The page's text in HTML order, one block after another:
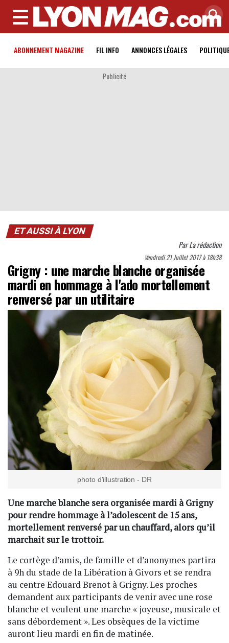
MENU
ABONNEMENT MAGAZINE FIL INFO ANNONCES LÉGALES
Publicité
ET AUSSI À LYON
ParLa rédaction
Vendredi 21 Juillet 2017 à 18h38
Grigny : une marche blanche organisée
mardi en hommage à l'ado mortellement
renversé par un utilitaire
photo d'illustration - DR
Une marche blanche sera organisée mardi à Grigny
pour rendre hommage à l’adolescent de 15 ans,
mortellement renversé par un chauffard, alors qu’il
marchait sur le trottoir.
Le cortège d’amis, de famille et d’anonymes partira
à 9h du stade de la Libération à Givors et se rendra
au centre Edouard Brenot à Grigny. Les proches
demandent aux participants de venir avec une rose
blanche et veulent une marche « joyeuse, musicale et
sans débordement ». Les obsèques de la victime
auront lieu mardi en fin de matinée.